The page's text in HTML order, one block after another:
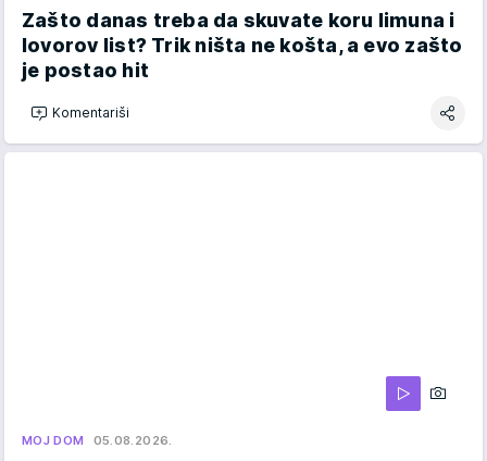
Zašto danas treba da skuvate koru limuna i
lovorov list? Trik ništa ne košta, a evo zašto
je postao hit
Komentariši
MOJ DOM 05.08.2026.